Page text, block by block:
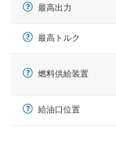
最高出力
最高トルク
燃料供給装置
給油口位置